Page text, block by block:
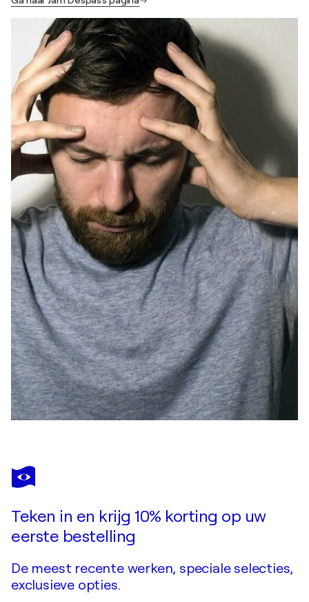
Teken in en krijg 10% korting op uw
eerste bestelling
De meest recente werken, speciale selecties,
exclusieve opties.